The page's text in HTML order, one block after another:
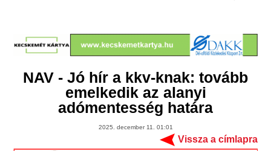
NAV - Jó hír a kkv-knak: tovább
emelkedik az alanyi
adómentesség határa
2025. december 11. 01:01
Vissza a címlapra